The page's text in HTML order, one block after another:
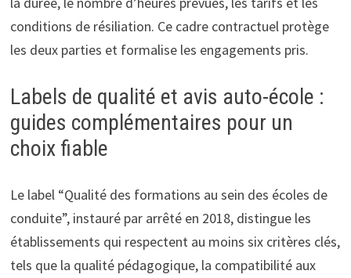
conditions de résiliation. Ce cadre contractuel protège
les deux parties et formalise les engagements pris.
Labels de qualité et avis auto-école :
guides complémentaires pour un
choix fiable
Le label “Qualité des formations au sein des écoles de
conduite”, instauré par arrêté en 2018, distingue les
établissements qui respectent au moins six critères clés,
tels que la qualité pédagogique, la compatibilité aux